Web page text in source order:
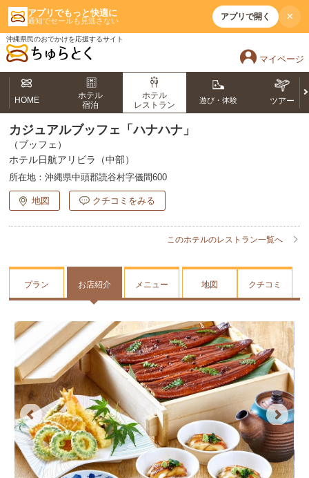
アプリでもっと快適に
通知でセールも見逃さない アプリで開く ×
沖縄県民のおでかけを応援するサイト
マイページ
HOME
ホテル
宿泊
ホテル
レストラン
遊び・体験 ツアー
カジュアルブッフェ「ハナハナ」
（ブッフェ）
ホテル日航アリビラ（中部）
所在地： 沖縄県中頭郡読谷村字儀間600
地図 クチコミをみる
このホテルのレストラン一覧へ
プラン お店紹介 メニュー 地図 クチコミ
Previous Next